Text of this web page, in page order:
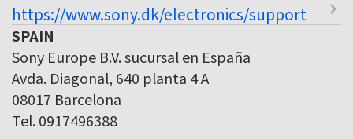
https://www.sony.dk/electronics/support
SPAIN
Sony Europe B.V. sucursal en España
Avda. Diagonal, 640 planta 4 A
08017 Barcelona
Tel. 0917496388